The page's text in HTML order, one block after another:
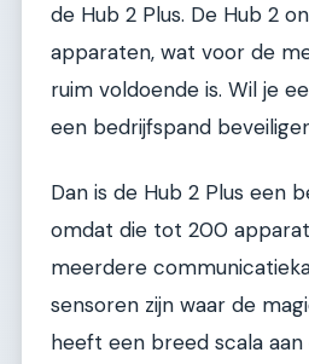
de Hub 2 Plus. De Hub 2
apparaten, wat voor de
ruim voldoende is. Wil je
een bedrijfspand
Dan is de Hub 2 Plus een
omdat die tot 200
meerdere
sensoren zijn waar de
heeft een breed scala